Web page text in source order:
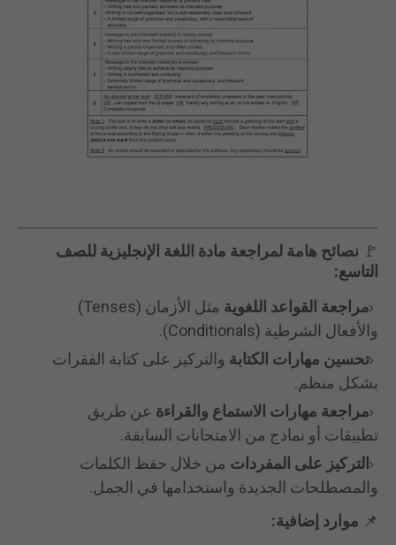
🚩 نصائح هامة لمراجعة مادة اللغة الإنجليزية للصف
التاسع:
مراجعة القواعد اللغوية
مثل الأزمان (Tenses)
والأفعال الشرطية (Conditionals).
تحسين مهارات الكتابة والتركيز على كتابة الفقرات
بشكل منظم.
مراجعة مهارات الاستماع والقراءة عن طريق
تطبيقات أو نماذج من الامتحانات السابقة.
التركيز على المفردات من خلال حفظ الكلمات
والمصطلحات الجديدة واستخدامها في الجمل.
📌 موارد إضافية: